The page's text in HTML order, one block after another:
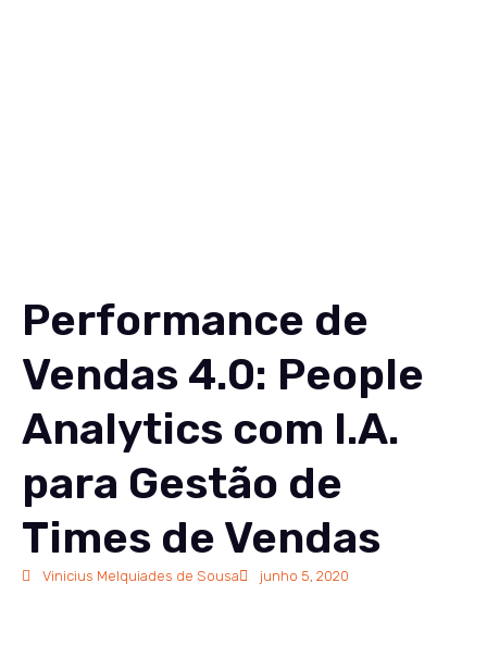
Performance de
Vendas 4.0: People
Analytics com I.A.
para Gestão de
Times de Vendas
Vinicius Melquiades de Sousa junho 5, 2020